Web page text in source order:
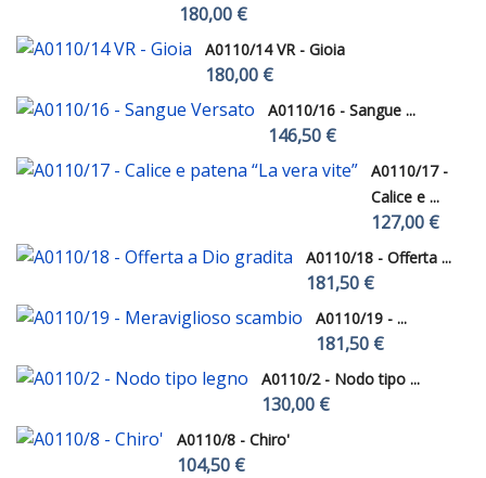
180,00 €
A0110/14 VR - Gioia
180,00 €
A0110/16 - Sangue ...
146,50 €
A0110/17 -
Calice e ...
127,00 €
A0110/18 - Offerta ...
181,50 €
A0110/19 - ...
181,50 €
A0110/2 - Nodo tipo ...
130,00 €
A0110/8 - Chiro'
104,50 €